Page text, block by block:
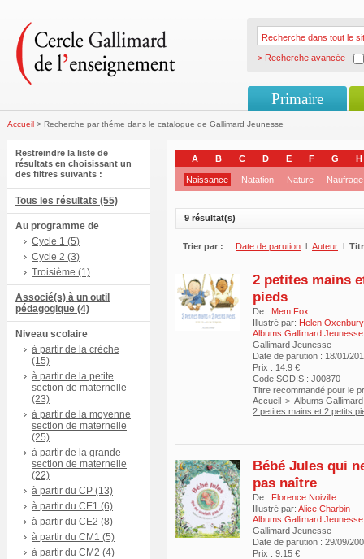
> Recherche avancée
Primaire
Accueil > Recherche par théme dans le catalogue de Gallimard Jeunesse
Restreindre la liste de
résultats en choisissant un
des filtres suivants :
Tous les résultats (55)
Au programme de
Cycle 1 (5)
Cycle 2 (3)
Troisième (1)
Associé(s) à un outil
pédagogique (4)
Niveau scolaire
à partir de la crèche
(15)
à partir de la petite
section de maternelle
(23)
à partir de la moyenne
section de maternelle
(25)
à partir de la grande
section de maternelle
(22)
à partir du CP (13)
à partir du CE1 (6)
à partir du CE2 (8)
à partir du CM1 (5)
à partir du CM2 (4)
A B C D E F G H
Naissance - Natation - Nature - Naufrage
9 résultat(s)
Trier par : Date de parution l Auteur l
2 petites mains
pieds
De : Mem Fox
Illustré par: Helen Oxenbury
Albums Gallimard Jeunesse
Gallimard Jeunesse
Date de parution : 18/01/
Prix : 14.9 €
Code SODIS : J00870
Titre recommandé pour le
Accueil > Albums
2 petites mains et 2 petits
Bébé Jules qui
pas naître
De : Florence Noiville
Illustré par: Alice Charbin
Albums Gallimard Jeunesse
Gallimard Jeunesse
Date de parution : 29/09/
Prix : 9.15 €